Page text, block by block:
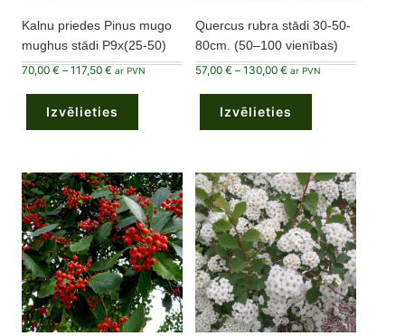
Kalnu priedes Pinus mugo
mughus stādi P9x(25-50)
70,00 € – 117,50 €Price
117,50 €
ar PVN
Izvēlieties
may
be
chosen
on
the
product
page
Quercus rubra stādi 30-50-
80cm. (50–100 vienības)
57,00€ – 130,00€Price
130,00 €
ar PVN
Izvēlieties
may
be
chosen
on
the
product
page